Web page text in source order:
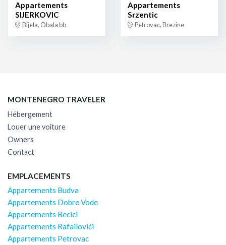
Appartements
SIJERKOVIC
Bijela, Obala bb
Appartements
Srzentic
Petrovac, Brezine
MONTENEGRO TRAVELER
Hébergement
Louer une voiture
Owners
Contact
EMPLACEMENTS
Appartements Budva
Appartements Dobre Vode
Appartements Becici
Appartements Rafailovići
Appartements Petrovac